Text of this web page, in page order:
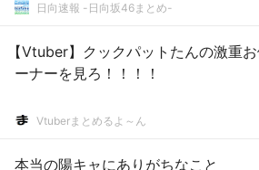
日向速報 -日向坂46まとめ-
【Vtuber】クックパットたんの激重
ーナーを見ろ！！！！
Vtuberまとめるよ～ん
本当の陽キャにありがちなこと